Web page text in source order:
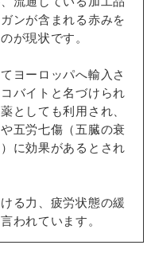
ンが含まれる赤みを
が現状です。
ヨーロッパへ輸入さ
バイトと名づけられ
としても利用され、
五労七傷（五臓の衰
に効果があるとされ
る力、疲労状態の緩
われています。